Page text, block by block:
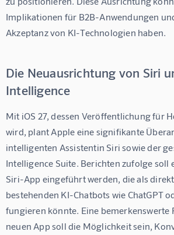
Implikationen für B2B-Anwendungen
Akzeptanz von KI-Technologien haben.
Die Neuausrichtung von Siri
Intelligence
Mit iOS 27, dessen Veröffentlichung für
wird, plant Apple eine signifikante
intelligenten Assistentin Siri sowie der
Intelligence Suite. Berichten zufolge soll
Siri-App eingeführt werden, die als
bestehenden KI-Chatbots wie ChatGPT
fungieren könnte. Eine bemerkenswerte
neuen App soll die Möglichkeit sein,